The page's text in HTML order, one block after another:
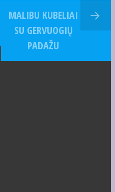
MALIBU KUBELIAI
SU GERVUOGIŲ
PADAŽU